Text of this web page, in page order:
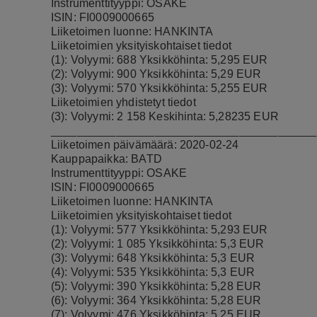
Instrumenttityyppi: OSAKE
ISIN: FI0009000665
Liiketoimen luonne: HANKINTA
Liiketoimien yksityiskohtaiset tiedot
(1): Volyymi: 688 Yksikköhinta: 5,295 EUR
(2): Volyymi: 900 Yksikköhinta: 5,29 EUR
(3): Volyymi: 570 Yksikköhinta: 5,255 EUR
Liiketoimien yhdistetyt tiedot
(3): Volyymi: 2 158 Keskihinta: 5,28235 EUR
Liiketoimen päivämäärä: 2020-02-24
Kauppapaikka: BATD
Instrumenttityyppi: OSAKE
ISIN: FI0009000665
Liiketoimen luonne: HANKINTA
Liiketoimien yksityiskohtaiset tiedot
(1): Volyymi: 577 Yksikköhinta: 5,293 EUR
(2): Volyymi: 1 085 Yksikköhinta: 5,3 EUR
(3): Volyymi: 648 Yksikköhinta: 5,3 EUR
(4): Volyymi: 535 Yksikköhinta: 5,3 EUR
(5): Volyymi: 390 Yksikköhinta: 5,28 EUR
(6): Volyymi: 364 Yksikköhinta: 5,28 EUR
(7): Volyymi: 476 Yksikköhinta: 5,25 EUR